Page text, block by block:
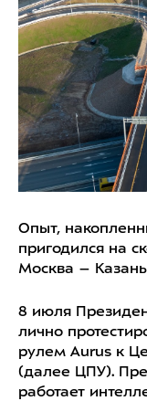
Опыт,
пригодился на
Москва –
8 июля
лично
рулем Aurus к
(далее ЦПУ).
работает